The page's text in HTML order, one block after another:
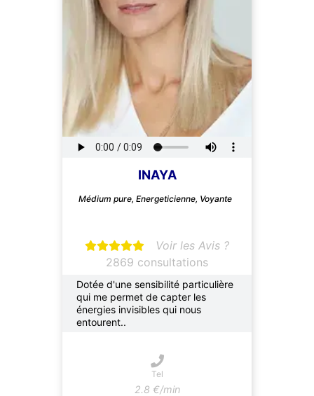
INAYA
Médium pure, Energeticienne, Voyante
Voir les Avis ?
2869 consultations
Dotée d'une sensibilité particulière
qui me permet de capter les
énergies invisibles qui nous
entourent..
Tel
2.8 €/min